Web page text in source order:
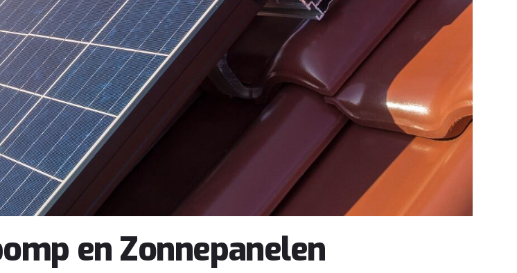
en Zonnepanelen